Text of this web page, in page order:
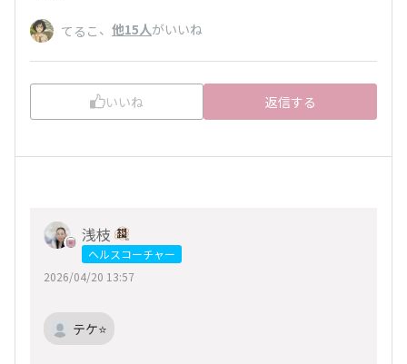
てるこ 、 他15人がいいね
いいね 返信する
浅枝
ヘルスコーチャー
2026/04/20 13:57
テケ⭐️